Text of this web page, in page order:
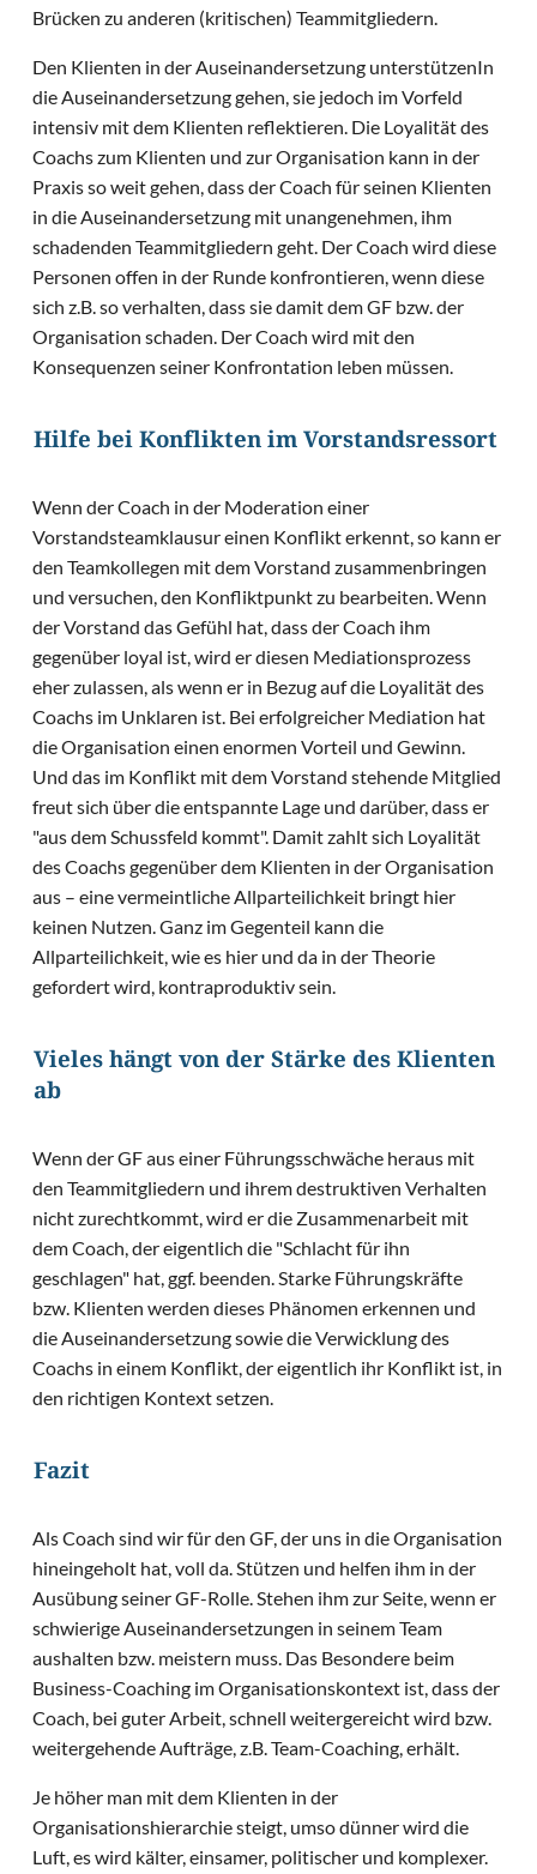
Brücken zu anderen (kritischen) Teammitgliedern.
Den Klienten in der Auseinandersetzung unterstützenIn
die Auseinandersetzung gehen, sie jedoch im Vorfeld
intensiv mit dem Klienten reflektieren. Die Loyalität des
Coachs zum Klienten und zur Organisation kann in der
Praxis so weit gehen, dass der Coach für seinen Klienten
in die Auseinandersetzung mit unangenehmen, ihm
schadenden Teammitgliedern geht. Der Coach wird diese
Personen offen in der Runde konfrontieren, wenn diese
sich z.B. so verhalten, dass sie damit dem GF bzw. der
Organisation schaden. Der Coach wird mit den
Konsequenzen seiner Konfrontation leben müssen.
Hilfe bei Konflikten im Vorstandsressort
Wenn der Coach in der Moderation einer
Vorstandsteamklausur einen Konflikt erkennt, so kann er
den Teamkollegen mit dem Vorstand zusammenbringen
und versuchen, den Konfliktpunkt zu bearbeiten. Wenn
der Vorstand das Gefühl hat, dass der Coach ihm
gegenüber loyal ist, wird er diesen Mediationsprozess
eher zulassen, als wenn er in Bezug auf die Loyalität des
Coachs im Unklaren ist. Bei erfolgreicher Mediation hat
die Organisation einen enormen Vorteil und Gewinn.
Und das im Konflikt mit dem Vorstand stehende Mitglied
freut sich über die entspannte Lage und darüber, dass er
"aus dem Schussfeld kommt". Damit zahlt sich Loyalität
des Coachs gegenüber dem Klienten in der Organisation
aus – eine vermeintliche Allparteilichkeit bringt hier
keinen Nutzen. Ganz im Gegenteil kann die
Allparteilichkeit, wie es hier und da in der Theorie
gefordert wird, kontraproduktiv sein.
Vieles hängt von der Stärke des Klienten
ab
Wenn der GF aus einer Führungsschwäche heraus mit
den Teammitgliedern und ihrem destruktiven Verhalten
nicht zurechtkommt, wird er die Zusammenarbeit mit
dem Coach, der eigentlich die "Schlacht für ihn
geschlagen" hat, ggf. beenden. Starke Führungskräfte
bzw. Klienten werden dieses Phänomen erkennen und
die Auseinandersetzung sowie die Verwicklung des
Coachs in einem Konflikt, der eigentlich ihr Konflikt ist, in
den richtigen Kontext setzen.
Fazit
Als Coach sind wir für den GF, der uns in die Organisation
hineingeholt hat, voll da. Stützen und helfen ihm in der
Ausübung seiner GF-Rolle. Stehen ihm zur Seite, wenn er
schwierige Auseinandersetzungen in seinem Team
aushalten bzw. meistern muss. Das Besondere beim
Business-Coaching im Organisationskontext ist, dass der
Coach, bei guter Arbeit, schnell weitergereicht wird bzw.
weitergehende Aufträge, z.B. Team-Coaching, erhält.
Je höher man mit dem Klienten in der
Organisationshierarchie steigt, umso dünner wird die
Luft, es wird kälter, einsamer, politischer und komplexer.